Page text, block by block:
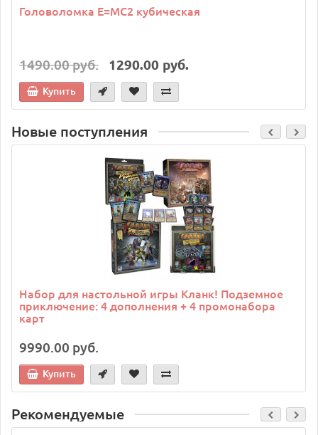
Головоломка E=MC2 кубическая
1490.00 руб. 1290.00 руб.
Купить
Новые поступления
Набор для настольной игры Кланк! Подземное
приключение: 4 дополнения + 4 промонабора
карт
9990.00 руб.
Купить
Рекомендуемые